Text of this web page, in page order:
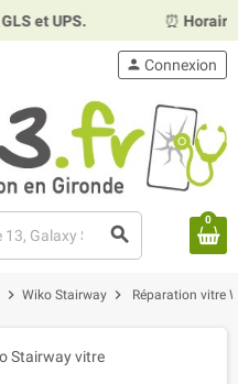
Horaires :Mardi,
search
person Connexion
0
chevron_right Wiko Stairway chevron_right Réparation vitre